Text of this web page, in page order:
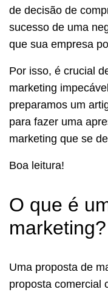
de decisão de
sucesso de uma
que sua empresa
Por isso, é crucial
marketing
preparamos um
para fazer uma
marketing que se
Boa leitura!
O que é
marketing?
Uma proposta de
proposta comercial